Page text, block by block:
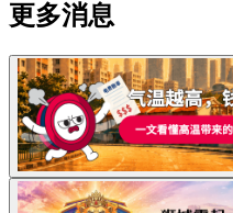
更多消息